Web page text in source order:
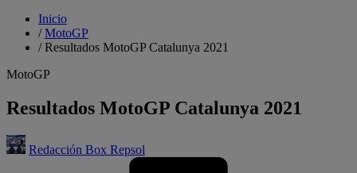
Inicio
/MotoGP
/Resultados MotoGP Catalunya 2021
MotoGP
Resultados MotoGP Catalunya 2021
Redacción Box Repsol